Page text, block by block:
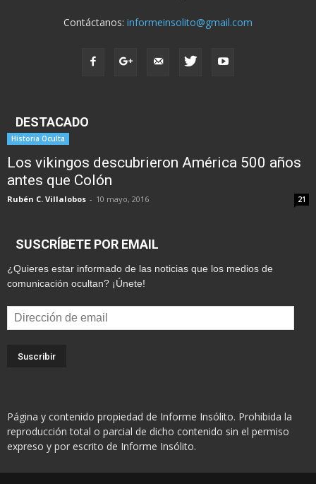
Contáctanos: informeinsolito@gmail.com
DESTACADO
Historia Oculta
Los vikingos descubrieron América 500 años
antes que Colón
Rubén C. Villalobos - 10 mayo, 2016 21
SUSCRÍBETE POR EMAIL
¿Quieres estar informado de las noticias que los medios de
comunicación ocultan? ¡Únete!
Dirección
de
Página y contenido propiedad de Informe Insólito. Prohibida la
reproducción total o parcial de dicho contenido sin el permiso
expreso y por escrito de Informe Insólito.